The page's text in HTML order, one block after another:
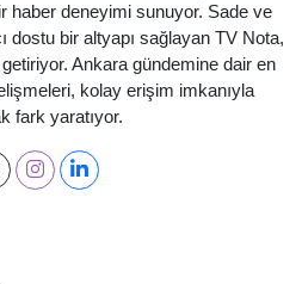
haber deneyimi sunuyor. Sade ve
dostu bir altyapı sağlayan TV Nota,
Ankara gündemine dair en
kolay erişim imkanıyla
fark yaratıyor.